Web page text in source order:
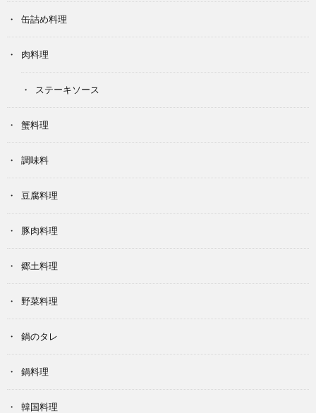
缶詰め料理
肉料理
ステーキソース
蟹料理
調味料
豆腐料理
豚肉料理
郷土料理
野菜料理
鍋のタレ
鍋料理
韓国料理